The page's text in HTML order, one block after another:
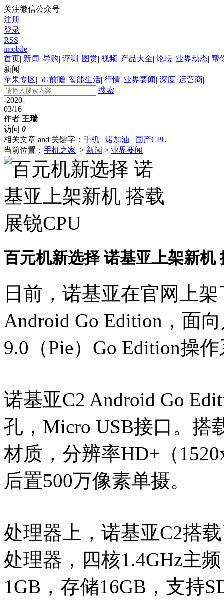
关注微信公众号
注册
登录
RSS
imobile
首页| 新闻| 导购| 评测 | 图赏| 视频| 产品大全| 论坛| 业界动态| 帮
新闻
苹果专区| 5G前瞻| 智能生活| 行情| 业界要闻| 深度| 运营商|
搜索
-2020-
03/16
作者 王瑞
访问 0
相关文章 and 关键字： 手机 诺加油
国产CPU
当前位置： 手机之家 > 新闻 > 业界要闻
百元机新选择 诺基亚上架新机
日前，诺基亚在官网上
Android Go Edition，面
9.0（Pie）Go Edition操
诺基亚C2 Android Go
孔，Micro USB接口。搭
材质，分辨率HD+（
后置500万像素单摄。
处理器上，诺基亚C2搭
处理器，四核1.4GHz主
1GB，存储16GB，支持